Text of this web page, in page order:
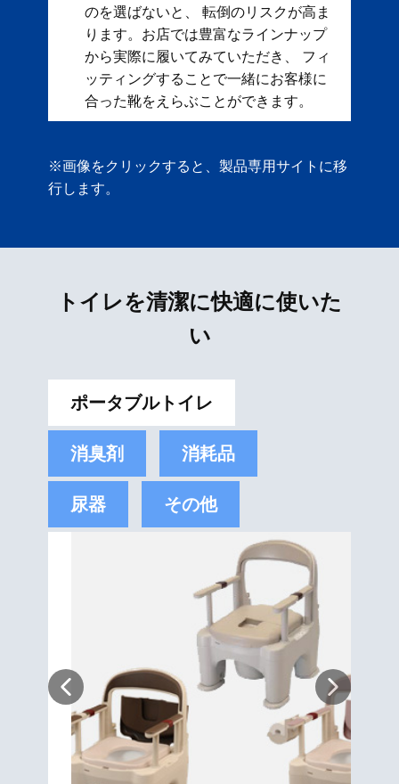
のを選ばないと、 転倒のリスクが高ま
ります。お店では豊富なラインナップ
から実際に履いてみていただき、 フィ
ッティングすることで一緒にお客様に
合った靴をえらぶことができます。
※画像をクリックすると、製品専用サイトに移
行します。
トイレを清潔に快適に使いた
い
ポータブルトイレ
消臭剤 消耗品
尿器 その他